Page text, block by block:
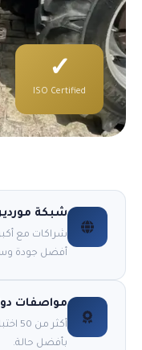
✓
ISO Certified
شبكة
شراكات مع
أفضل جودة
مواصفات
بأفضل حالة.